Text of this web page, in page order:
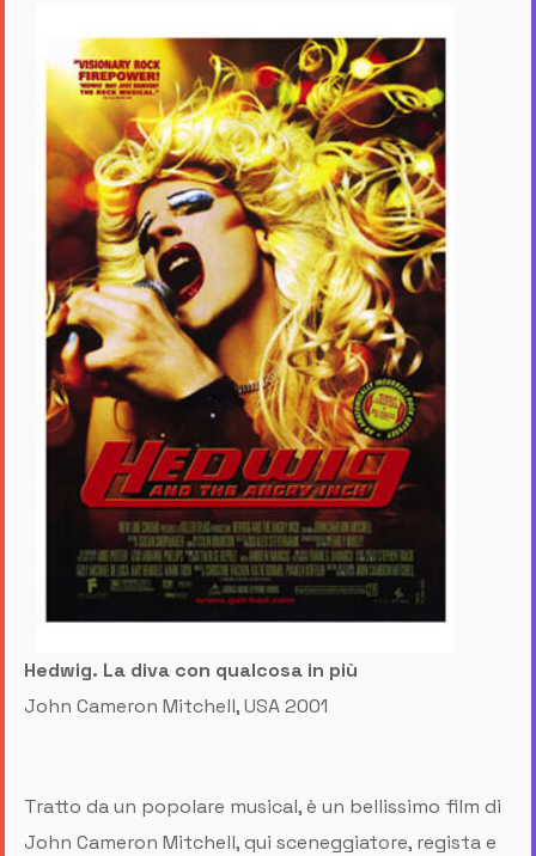
Hedwig. La diva con qualcosa in più
John Cameron Mitchell, USA 2001
Tratto da un popolare musical, è un bellissimo film di
John Cameron Mitchell, qui sceneggiatore, regista e